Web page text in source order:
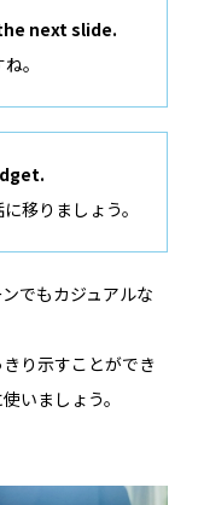
next slide.
。
移りましょう。
でもカジュアルな
り示すことができ
いましょう。